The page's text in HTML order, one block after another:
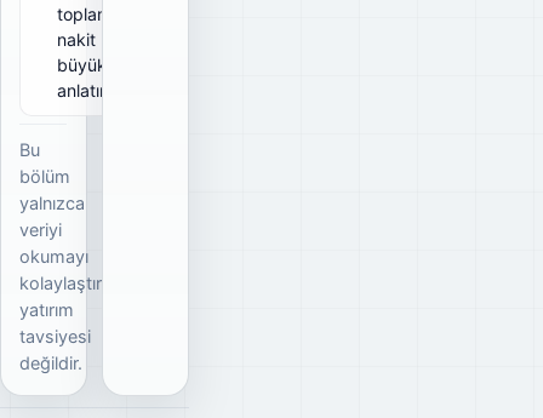
toplam brüt
nakit
büyüklüğünü
anlatır.
Bu
bölüm
yalnızca
veriyi
okumayı
kolaylaştırır;
yatırım
tavsiyesi
değildir.